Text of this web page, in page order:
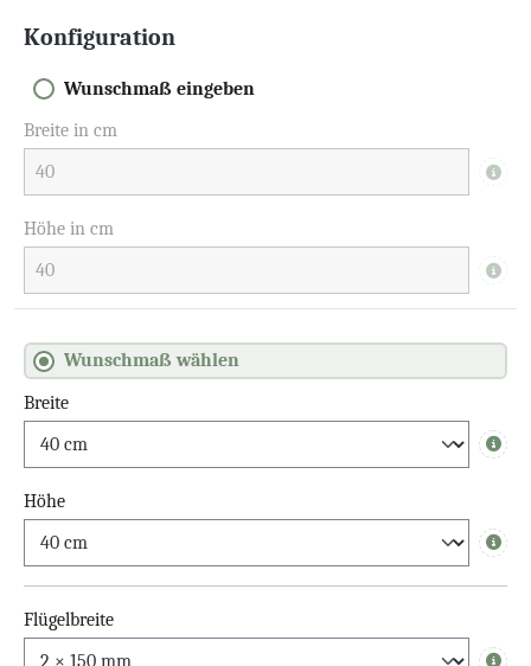
Konfiguration
Wunschmaß eingeben
Breite in cm
Info
Höhe in cm
Info
Wunschmaß wählen
Breite
Info
Höhe
Info
Flügelbreite